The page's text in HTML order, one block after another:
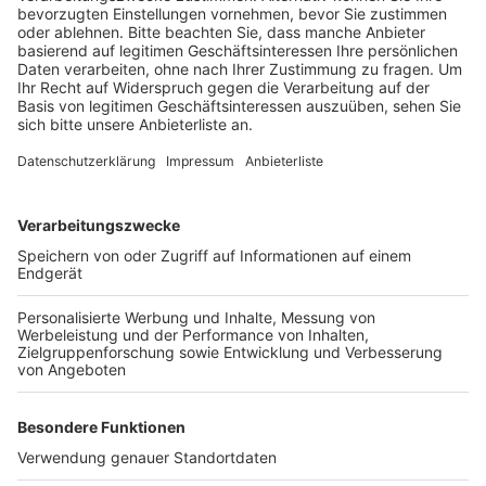
Anzeige
Laut Polizeibericht war eine 62-Jährige aus Bayern am
Samstagmittag auf der A1 nach Dortmund unterwegs.
Kurz hinter dem Kreuz Bliesheim sei dann ein Auto vor
Betonschrammwand gefahren. Sie zog sich schwere
Verletzungen an Arm und Oberkörper zu. Wer den
Unfall beobachtet hat, soll sich bei der Polizei melden,
telefonisch unter 0221 229-0 oder per E-Mail an
poststelle.koeln@polizei.nrw.de .